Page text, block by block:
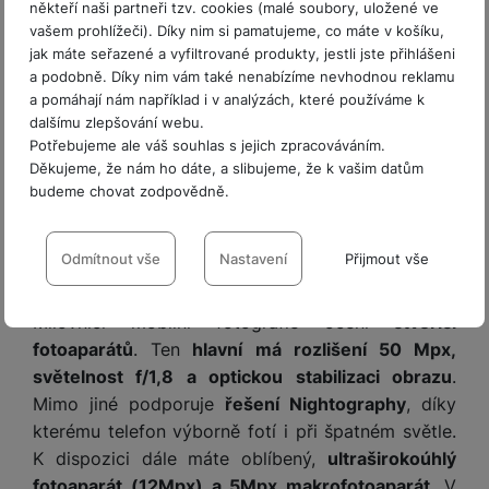
někteří naši partneři tzv. cookies (malé soubory, uložené ve
vašem prohlížeči). Díky nim si pamatujeme, co máte v košíku,
jak máte seřazené a vyfiltrované produkty, jestli jste přihlášeni
a podobně. Díky nim vám také nenabízíme nevhodnou reklamu
a pomáhají nám například i v analýzách, které používáme k
dalšímu zlepšování webu.
Potřebujeme ale váš souhlas s jejich zpracováváním.
Děkujeme, že nám ho dáte, a slibujeme, že k vašim datům
budeme chovat zodpovědně.
Nastavení souhlasů s kategoriemi
cookies
VŽDY AKTIVNÍ
Technické cookies umožňují váš průchod nákupním košíkem,
porovnávání produktů a další nezbytné funkce.
Preferenční a rozšířené funkce
Preferenční a rozšířené funkce-abyste nemuseli vše
nastavovat znovu a abyste se s námi mohli spojit např. pomocí
chatu.
Povoleno
Odmítnout vše Nastavení Přijmout vše
Kvalitní fotoaparáty vepředu i vzadu
fotoaparátů. Ten hlavní má rozlišení 50 Mpx,
světelnost f/1,8 a optickou stabilizaci obrazu.
Mimo jiné podporuje řešení Nightography, díky
kterému telefon výborně fotí i při špatném světle.
K dispozici dále máte oblíbený, ultraširokoúhlý